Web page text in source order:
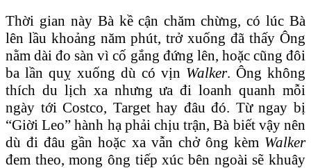
Thời gian này Bà kề cận chăm chừng, có lúc Bà
lên lầu khoảng năm phút, trở xuống đã thấy Ông
nằm dài đo sàn vì cố gắng đứng lên, hoặc cũng đôi
ba lần quỵ xuống dù có vịn Walker. Ông không
thích du lịch xa nhưng ưa đi loanh quanh mỗi
ngày tới Costco, Target hay đâu đó. Từ ngay bị
“Giời Leo” hành hạ phải chịu trận, Bà biết vậy nên
dù đi đâu gần hoặc xa vẫn chở ông kèm Walker
đem theo, mong ông tiếp xúc bên ngoài sẽ khuây